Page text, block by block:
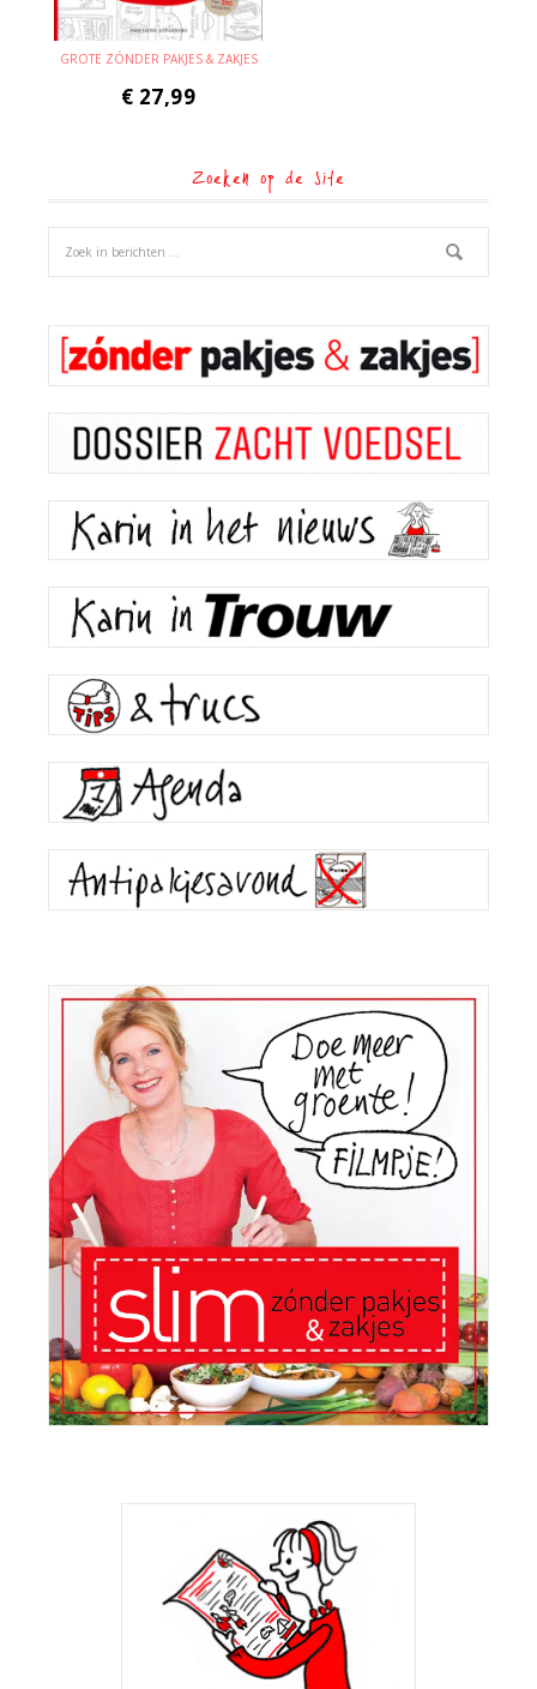
GROTE ZÓNDER PAKJES & ZAKJES
€ 27,99
Zoeken op de site